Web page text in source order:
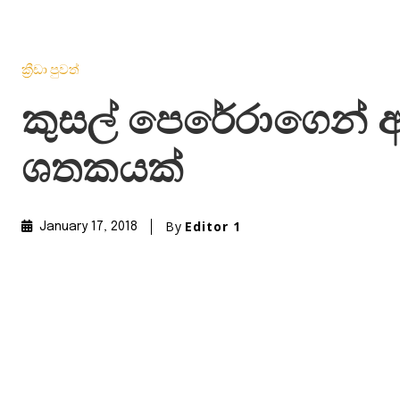
ක්‍රීඩා පුවත්
කුසල් පෙරේරාගෙන්
ශතකයක්
January 17, 2018 By Editor 1